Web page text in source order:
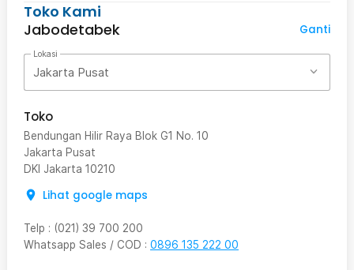
Toko Kami
Jabodetabek
Ganti
Lokasi
Jakarta Pusat
Toko
Bendungan Hilir Raya Blok G1 No. 10
Jakarta Pusat
DKI Jakarta 10210
Lihat google maps
Telp : (021) 39 700 200
Whatsapp Sales / COD : 0896 135 222 00